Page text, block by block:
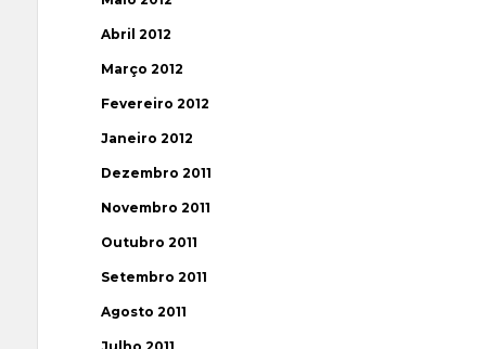
Abril 2012
Março 2012
Fevereiro 2012
Janeiro 2012
Dezembro 2011
Novembro 2011
Outubro 2011
Setembro 2011
Agosto 2011